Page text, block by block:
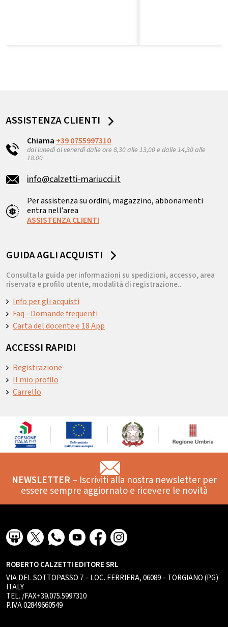
ASSISTENZA CLIENTI
Chiama+39 0755997310
dal lunedì al venerdì dalle ore 8,30 alle 13,00 e dalle 14,30 alle
18.00
info@calzetti-mariucci.it
Per assistenza su ordini, magazzino, abbonamenti
entra nell’area
ASSISTENZA CLIENTI
GUIDA AGLI ACQUISTI
Consulta la guida per informazioni su spedizioni, accesso, area
riservata e profilo utente, modalità di registrazione..
Info per gli acquisti
Faq - Domande frequenti
Carta del docente e 18 App
ACCESSI RAPIDI
Registrazione
Il mio profilo
Carrello
NEWSLETTER– Iscriviti alla nostra newsletter per
essere sempre aggiornato e ricevere le novità
ROBERTO CALZETTI EDITORE SRL
VIA DEL SOTTOPASSO 7 – LOC. FERRIERA, 06089 – TORGIANO (PG)
ITALY
TEL. /FAX+39.075.5997310
P.IVA 02849660549